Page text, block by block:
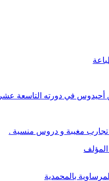
أحيدوس في دورته التاسعة عشر
تجارب مغيبة و دروس منسية .
المؤلف
بالمحمدية